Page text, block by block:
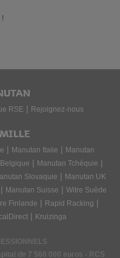
RSE | Rejoignez-nous
| Manutan Italie | Manutan
| Manutan Tchéquie |
Slovaquie | Manutan UK
| Manutan Suisse | Witre Suède
Finlande | Rapid Racking |
| Kruizinga
de 7 560 000 euros - RCS